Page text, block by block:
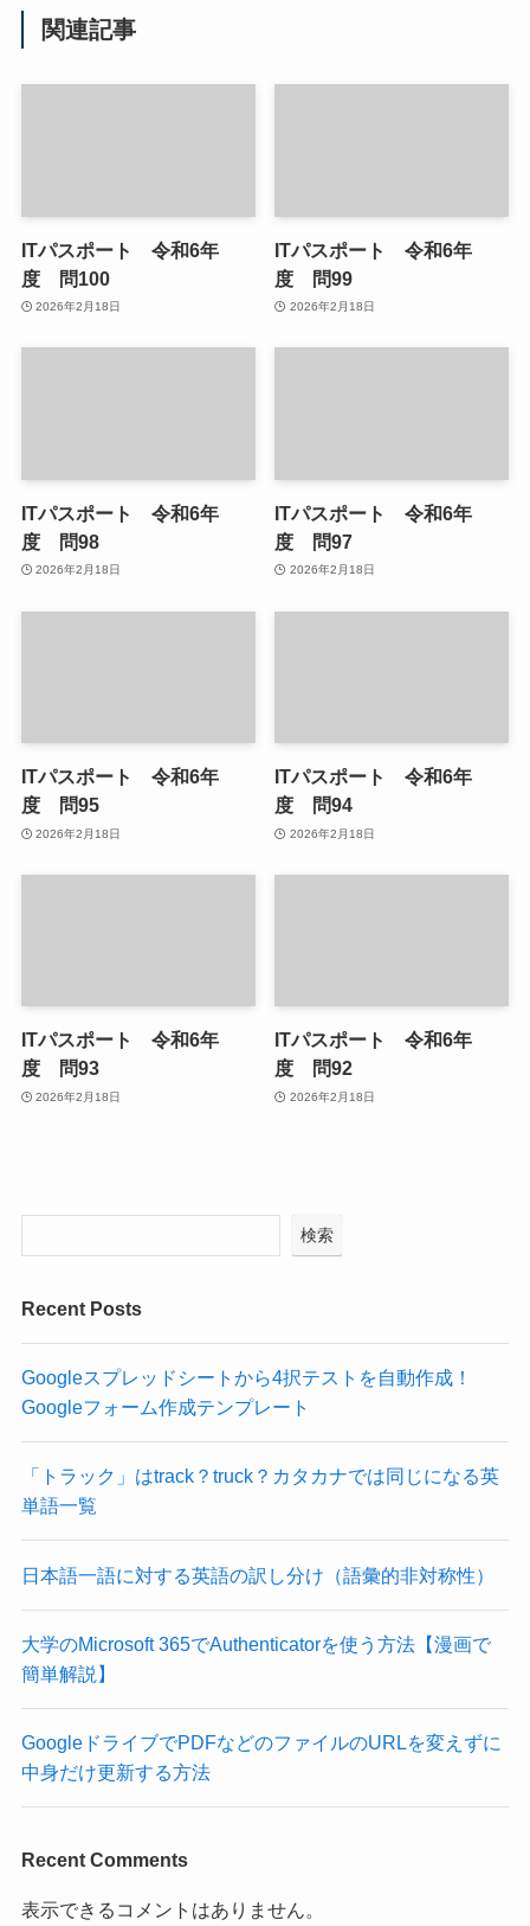
関連記事
ITパスポート 令和6年
度 問100
2026年2月18日
ITパスポート 令和6年
度 問99
2026年2月18日
ITパスポート 令和6年
度 問98
2026年2月18日
ITパスポート 令和6年
度 問97
2026年2月18日
ITパスポート 令和6年
度 問95
2026年2月18日
ITパスポート 令和6年
度 問94
2026年2月18日
ITパスポート 令和6年
度 問93
2026年2月18日
ITパスポート 令和6年
度 問92
2026年2月18日
検索
Recent Posts
Googleスプレッドシートから4択テストを自動作成！
Googleフォーム作成テンプレート
「トラック」はtrack？truck？カタカナでは同じになる英
単語一覧
日本語一語に対する英語の訳し分け（語彙的非対称性）
大学のMicrosoft 365でAuthenticatorを使う方法【漫画で
簡単解説】
GoogleドライブでPDFなどのファイルのURLを変えずに
中身だけ更新する方法
Recent Comments
表示できるコメントはありません。